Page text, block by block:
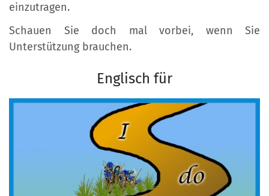
einzutragen.
Schauen Sie doch mal vorbei, wenn Sie
Unterstützung brauchen.
Englisch für